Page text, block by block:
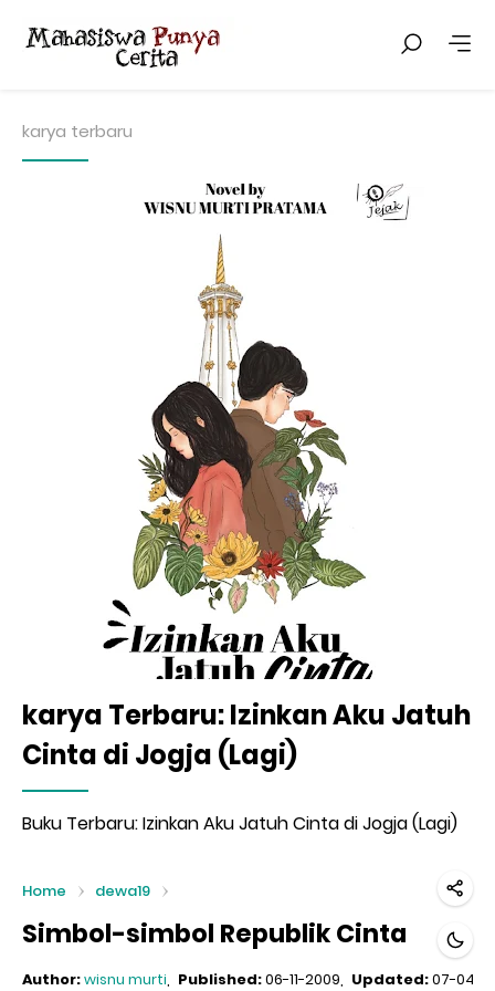
karya terbaru
karya Terbaru: Izinkan Aku Jatuh
Cinta di Jogja (Lagi)
Buku Terbaru: Izinkan Aku Jatuh Cinta di Jogja (Lagi)
Home dewa19
Simbol-simbol Republik Cinta
Author:wisnu murti Published:06-11-2009 Updated:07-04-